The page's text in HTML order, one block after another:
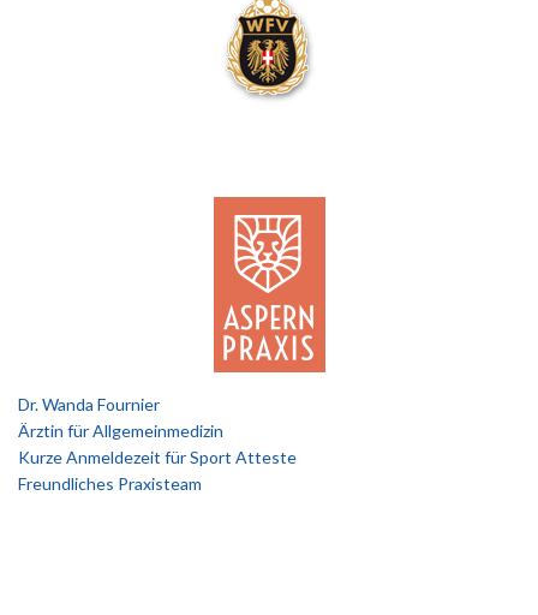
Dr. Wanda Fournier
Ärztin für Allgemeinmedizin
Kurze Anmeldezeit für Sport Atteste
Freundliches Praxisteam